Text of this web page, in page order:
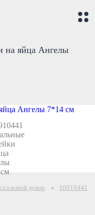
на яйца Ангелы
декор 10910441